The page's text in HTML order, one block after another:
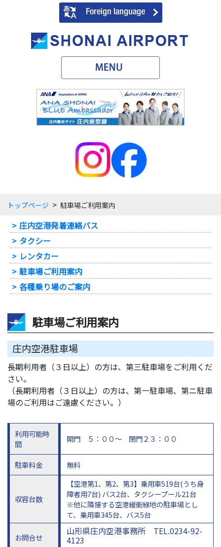
トップページ > 駐車場ご利用案内
庄内空港発着連絡バス
タクシー
レンタカー
駐車場ご利用案内
各種乗り場のご案内
駐車場ご利用案内
庄内空港駐車場
長期利用者（３日以上）の方は、第三駐車場をご利用くだ
さい。
（長期利用者（３日以上）の方は、第一駐車場、第ニ駐車
場のご利用はご遠慮ください。）
利用可能時
間
開門 ５：００～ 閉門２３：００
駐車料金 無料
収容台数
【空港第1、第2、第3】乗用車519台(うち身
障者用7台) バス2台、タクシープール21台
※他に隣接する空港緩衝緑地の駐車場とし
て、乗用車345台、バス5台
お問合せ
山形県庄内空港事務所 TEL.0234-92-
4123